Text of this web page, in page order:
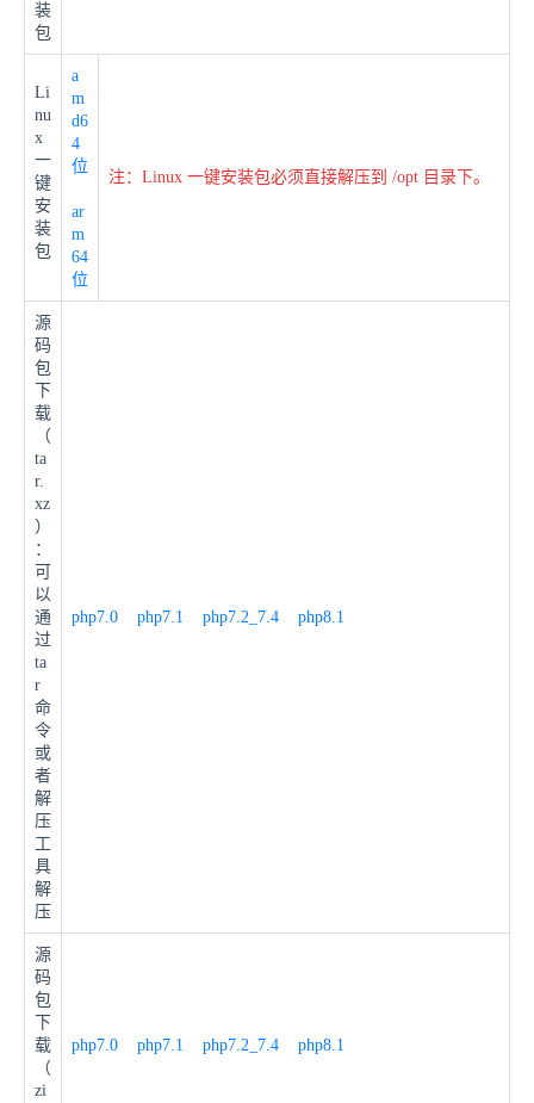
装
包
Li
nu
x
一
键
安
装
包
a
m
d6
4
位
ar
m
64
位
注：Linux 一键安装包必须直接解压到 /opt 目录下。
源
码
包
下
载
（
ta
r.
xz
）
：
可
以
通
过
ta
r
命
令
或
者
解
压
工
具
解
压
php7.0 php7.1 php7.2_7.4 php8.1
源
码
包
下
载
（
zi
php7.0 php7.1 php7.2_7.4 php8.1